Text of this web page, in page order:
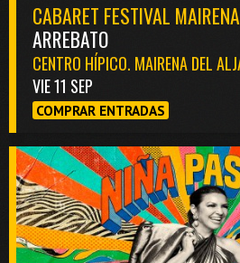
CABARET FESTIVAL
ARREBATO
CENTRO HÍPICO. MAIRENA DEL
VIE 11 SEP
COMPRAR ENTRADAS